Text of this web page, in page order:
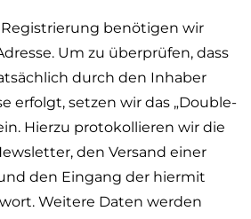
benötigen wir
Um zu überprüfen, dass
durch den Inhaber
erfolgt, setzen wir das „Double-
Hierzu protokollieren wir die
den Versand einer
den Eingang der hiermit
Weitere Daten werden